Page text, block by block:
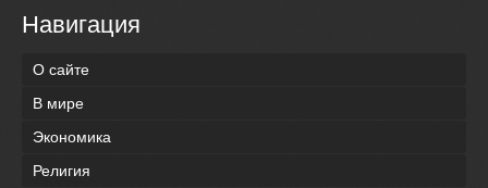
Навигация
О сайте
В мире
Экономика
Религия